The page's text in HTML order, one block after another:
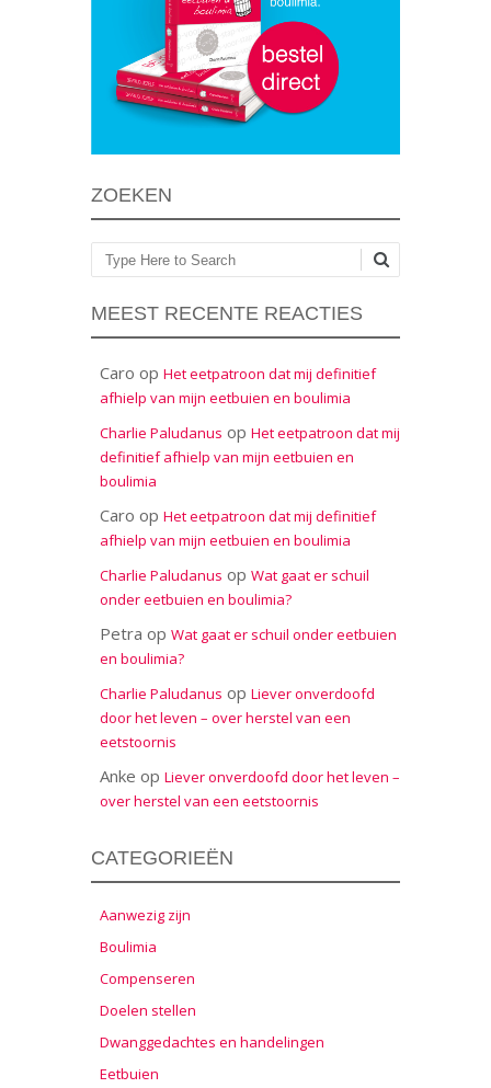
ZOEKEN
Zoeken
MEEST RECENTE REACTIES
Caro op Het eetpatroon dat mij definitief
afhielp van mijn eetbuien en boulimia
Charlie Paludanus op Het eetpatroon dat mij
definitief afhielp van mijn eetbuien en
boulimia
Caro op Het eetpatroon dat mij definitief
afhielp van mijn eetbuien en boulimia
Charlie Paludanus op Wat gaat er schuil
onder eetbuien en boulimia?
Petra op Wat gaat er schuil onder eetbuien
en boulimia?
Charlie Paludanus op Liever onverdoofd
door het leven – over herstel van een
eetstoornis
Anke op Liever onverdoofd door het leven –
over herstel van een eetstoornis
CATEGORIEËN
Aanwezig zijn
Boulimia
Compenseren
Doelen stellen
Dwanggedachtes en handelingen
Eetbuien